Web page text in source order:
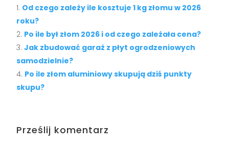
Od czego zależy ile kosztuje 1 kg złomu w 2026
roku?
Po ile był złom 2026 i od czego zależała cena?
Jak zbudować garaż z płyt ogrodzeniowych
samodzielnie?
Po ile złom aluminiowy skupują dziś punkty
skupu?
Prześlij komentarz